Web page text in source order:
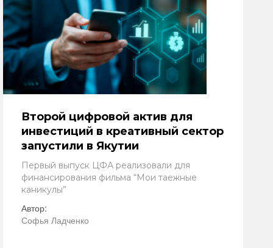
Второй цифровой актив для
инвестиций в креативный сектор
запустили в Якутии
Первый выпуск ЦФА реализовали для
финансирования фильма “Мои таежные
каникулы”
Автор:
Софья Ладченко